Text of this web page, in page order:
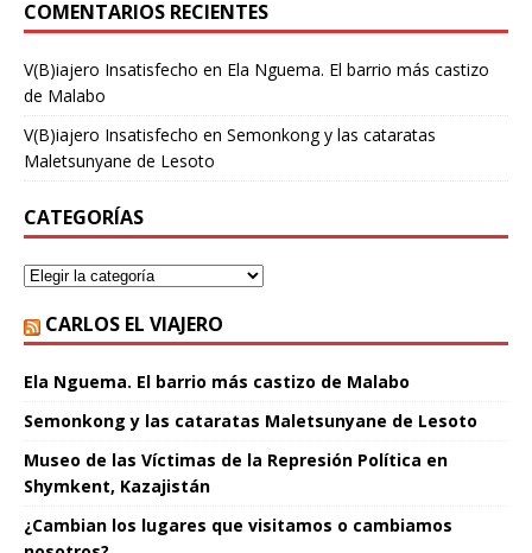
COMENTARIOS RECIENTES
V(B)iajero Insatisfecho en Ela Nguema. El barrio más castizo
de Malabo
V(B)iajero Insatisfecho en Semonkong y las cataratas
Maletsunyane de Lesoto
CATEGORÍAS
CARLOS EL VIAJERO
Ela Nguema. El barrio más castizo de Malabo
Semonkong y las cataratas Maletsunyane de Lesoto
Museo de las Víctimas de la Represión Política en
Shymkent, Kazajistán
¿Cambian los lugares que visitamos o cambiamos